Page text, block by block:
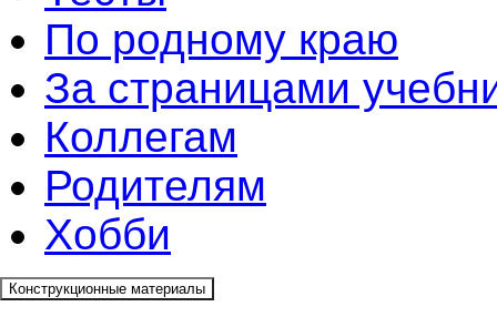
По родному краю
За страницами
Коллегам
Родителям
Хобби
Конструкционные материалы